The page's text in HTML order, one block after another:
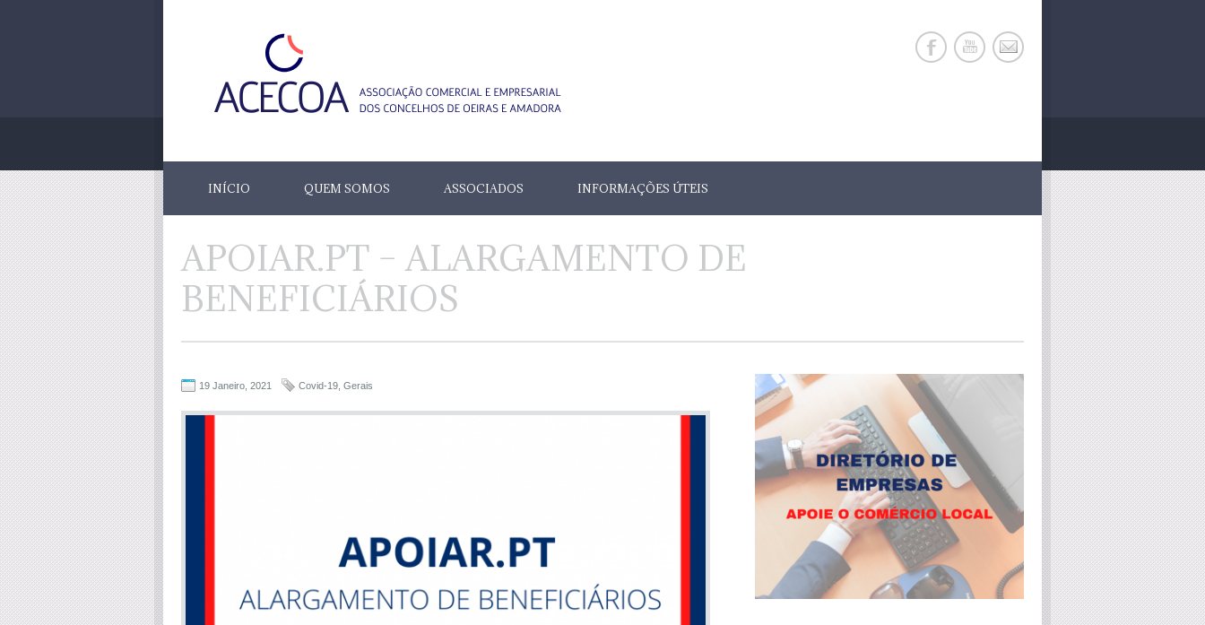
INÍCIO QUEM SOMOS ASSOCIADOS INFORMAÇÕES ÚTEIS
APOIAR.PT – ALARGAMENTO DE
BENEFICIÁRIOS
19 Janeiro, 2021 Covid-19 Gerais